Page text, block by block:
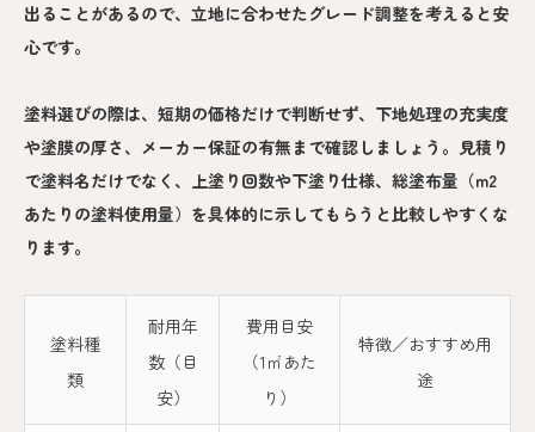
出ることがあるので、立地に合わせたグレード調整を考えると安
心です。
塗料選びの際は、短期の価格だけで判断せず、下地処理の充実度
や塗膜の厚さ、メーカー保証の有無まで確認しましょう。見積り
で塗料名だけでなく、上塗り回数や下塗り仕様、総塗布量（m2
あたりの塗料使用量）を具体的に示してもらうと比較しやすくな
ります。
塗料種
類
耐用年
数（目
安）
費用目安
（1㎡あた
り）
特徴／おすすめ用
途